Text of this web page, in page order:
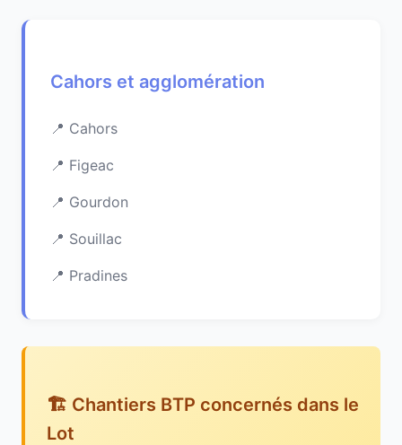
Cahors et agglomération
Cahors
Figeac
Gourdon
Souillac
Pradines
🏗️ Chantiers BTP concernés dans le
Lot